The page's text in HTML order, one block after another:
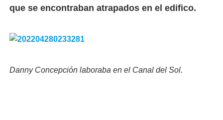
que se encontraban atrapados en el edifico.
Danny Concepción laboraba en el Canal del Sol.